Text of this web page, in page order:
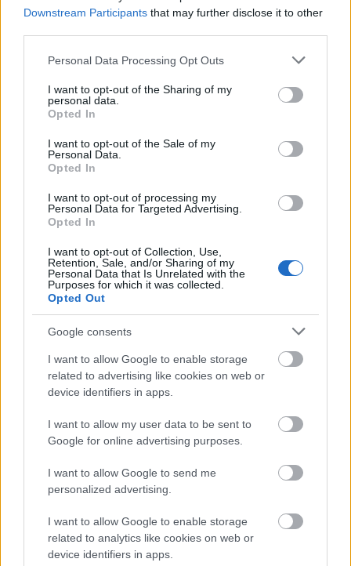
Downstream Participants that may further disclose it to other
Please note that this website/app uses one or more Google
not limited to your visit or usage behaviour. You may click to
grant or deny consent to Google and its third-party tags to
use your data for below specified purposes in below Google
consent section.
Personal Data Processing Opt Outs
I want to opt-out of the Sharing of my
personal data.
Opted In
I want to opt-out of the Sale of my
Personal Data.
Opted In
I want to opt-out of processing my
Personal Data for Targeted Advertising.
Opted In
I want to opt-out of Collection, Use,
Retention, Sale, and/or Sharing of my
Personal Data that Is Unrelated with the
Purposes for which it was collected.
Opted Out
Google consents
I want to allow Google to enable storage
related to advertising like cookies on web or
device identifiers in apps.
I want to allow my user data to be sent to
Google for online advertising purposes.
I want to allow Google to send me
personalized advertising.
I want to allow Google to enable storage
related to analytics like cookies on web or
device identifiers in apps.
És észrevetted?
Meggyógyulnék szerkesztő
Folytathatnánk a kérdések sorát: mennyire veszélyes,
vagy épp mennyire számít „normálisnak? Mitől
alakul ki? Hogy vehetjük észre?